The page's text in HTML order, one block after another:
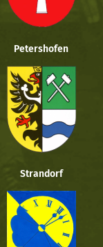
Petershofen
Strandorf